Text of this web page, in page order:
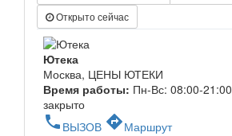
Открыто сейчас
Ютека
Москва, ЦЕНЫ ЮТЕКИ
Время работы: Пн-Вс: 08:00-21:00
закрыто
phone ВЫЗОВ directionsМаршрут